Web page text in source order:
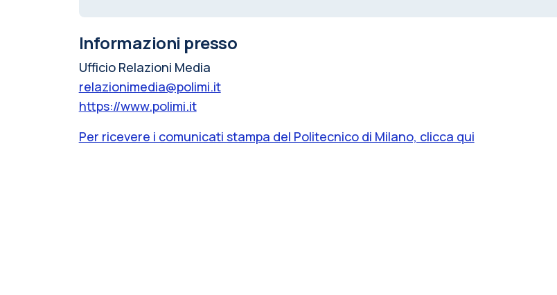
Informazioni presso
Ufficio Relazioni Media
relazionimedia@polimi.it
https://www.polimi.it
Per ricevere i comunicati stampa del Politecnico di Milano, clicca qui